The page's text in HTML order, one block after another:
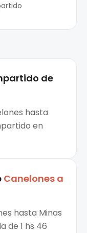
de
hasta
en
Canelones a
hasta Minas
de 1 hs 46